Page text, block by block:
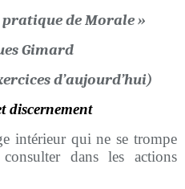
de Morale »
Gimard
d’aujourd’hui)
discernement
intérieur qui ne se trompe
dans les actions